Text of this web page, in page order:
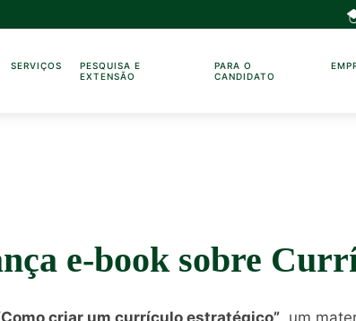
SERVIÇOS
PESQUISA E
EXTENSÃO
PARA O
CANDIDATO
e-book sobre
criar um currículo estratégico”, um